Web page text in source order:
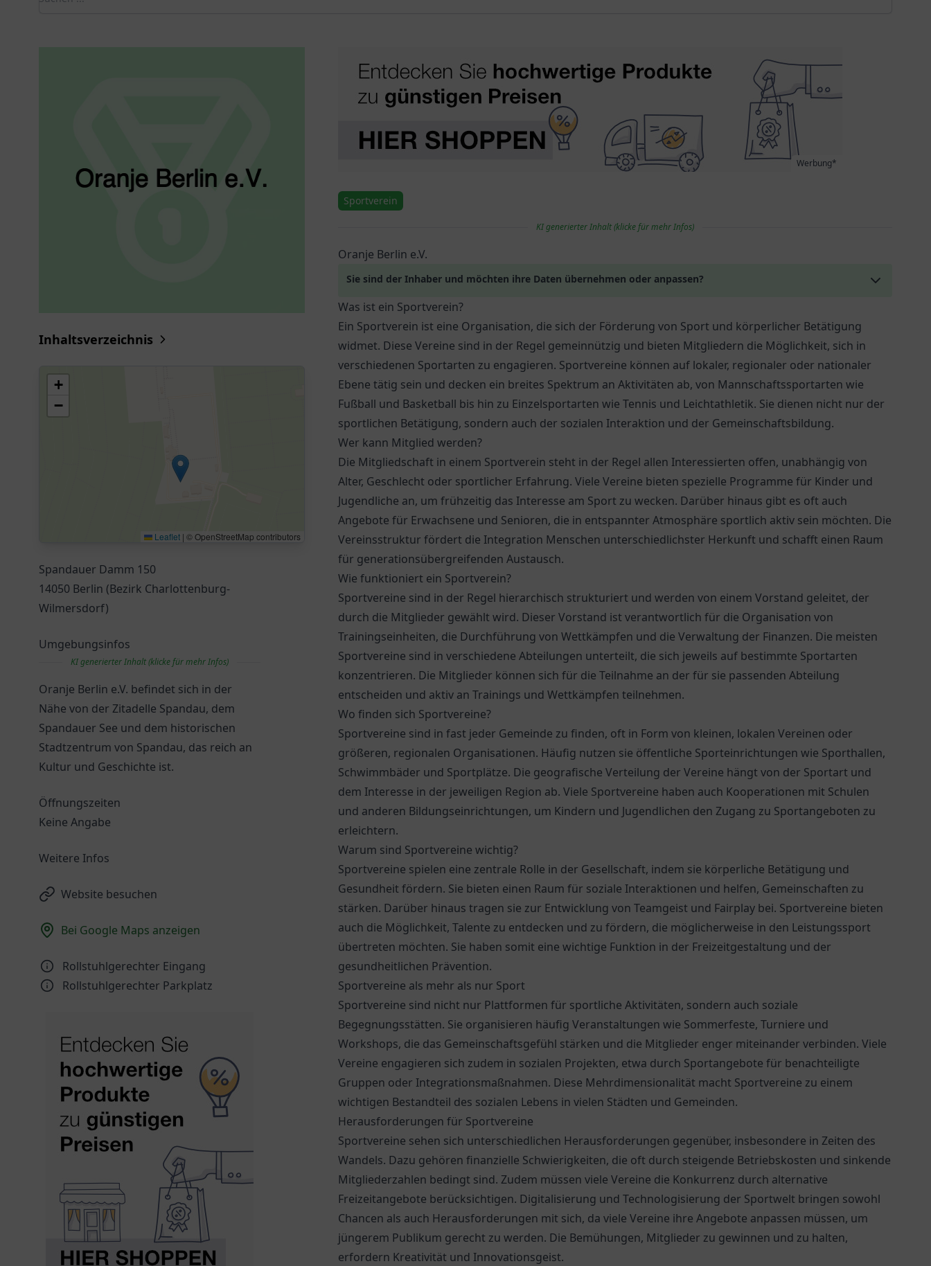
Inhaltsverzeichnis
+
−
Leaflet | © OpenStreetMap contributors
Spandauer Damm 150
14050 Berlin (Bezirk Charlottenburg-
Wilmersdorf)
Umgebungsinfos
KI generierter Inhalt (klicke für mehr Infos)
Oranje Berlin e.V. befindet sich in der
Nähe von der Zitadelle Spandau, dem
Spandauer See und dem historischen
Stadtzentrum von Spandau, das reich an
Kultur und Geschichte ist.
Öffnungszeiten
Keine Angabe
Weitere Infos
Website besuchen
Bei Google Maps anzeigen
Rollstuhlgerechter Eingang
Rollstuhlgerechter Parkplatz
Werbung*
Sportverein
KI generierter Inhalt (klicke für mehr Infos)
Oranje Berlin e.V.
Sie sind der Inhaber und möchten ihre Daten übernehmen oder anpassen?
Was ist ein Sportverein?
Ein Sportverein ist eine Organisation, die sich der Förderung von Sport und körperlicher Betätigung
widmet. Diese Vereine sind in der Regel gemeinnützig und bieten Mitgliedern die Möglichkeit, sich in
verschiedenen Sportarten zu engagieren. Sportvereine können auf lokaler, regionaler oder nationaler
Ebene tätig sein und decken ein breites Spektrum an Aktivitäten ab, von Mannschaftssportarten wie
Fußball und Basketball bis hin zu Einzelsportarten wie Tennis und Leichtathletik. Sie dienen nicht nur der
sportlichen Betätigung, sondern auch der sozialen Interaktion und der Gemeinschaftsbildung.
Wer kann Mitglied werden?
Die Mitgliedschaft in einem Sportverein steht in der Regel allen Interessierten offen, unabhängig von
Alter, Geschlecht oder sportlicher Erfahrung. Viele Vereine bieten spezielle Programme für Kinder und
Jugendliche an, um frühzeitig das Interesse am Sport zu wecken. Darüber hinaus gibt es oft auch
Angebote für Erwachsene und Senioren, die in entspannter Atmosphäre sportlich aktiv sein möchten. Die
Vereinsstruktur fördert die Integration Menschen unterschiedlichster Herkunft und schafft einen Raum
für generationsübergreifenden Austausch.
Wie funktioniert ein Sportverein?
Sportvereine sind in der Regel hierarchisch strukturiert und werden von einem Vorstand geleitet, der
durch die Mitglieder gewählt wird. Dieser Vorstand ist verantwortlich für die Organisation von
Trainingseinheiten, die Durchführung von Wettkämpfen und die Verwaltung der Finanzen. Die meisten
Sportvereine sind in verschiedene Abteilungen unterteilt, die sich jeweils auf bestimmte Sportarten
konzentrieren. Die Mitglieder können sich für die Teilnahme an der für sie passenden Abteilung
entscheiden und aktiv an Trainings und Wettkämpfen teilnehmen.
Wo finden sich Sportvereine?
Sportvereine sind in fast jeder Gemeinde zu finden, oft in Form von kleinen, lokalen Vereinen oder
größeren, regionalen Organisationen. Häufig nutzen sie öffentliche Sporteinrichtungen wie Sporthallen,
Schwimmbäder und Sportplätze. Die geografische Verteilung der Vereine hängt von der Sportart und
dem Interesse in der jeweiligen Region ab. Viele Sportvereine haben auch Kooperationen mit Schulen
und anderen Bildungseinrichtungen, um Kindern und Jugendlichen den Zugang zu Sportangeboten zu
erleichtern.
Warum sind Sportvereine wichtig?
Sportvereine spielen eine zentrale Rolle in der Gesellschaft, indem sie körperliche Betätigung und
Gesundheit fördern. Sie bieten einen Raum für soziale Interaktionen und helfen, Gemeinschaften zu
stärken. Darüber hinaus tragen sie zur Entwicklung von Teamgeist und Fairplay bei. Sportvereine bieten
auch die Möglichkeit, Talente zu entdecken und zu fördern, die möglicherweise in den Leistungssport
übertreten möchten. Sie haben somit eine wichtige Funktion in der Freizeitgestaltung und der
gesundheitlichen Prävention.
Sportvereine als mehr als nur Sport
Sportvereine sind nicht nur Plattformen für sportliche Aktivitäten, sondern auch soziale
Begegnungsstätten. Sie organisieren häufig Veranstaltungen wie Sommerfeste, Turniere und
Workshops, die das Gemeinschaftsgefühl stärken und die Mitglieder enger miteinander verbinden. Viele
Vereine engagieren sich zudem in sozialen Projekten, etwa durch Sportangebote für benachteiligte
Gruppen oder Integrationsmaßnahmen. Diese Mehrdimensionalität macht Sportvereine zu einem
wichtigen Bestandteil des sozialen Lebens in vielen Städten und Gemeinden.
Herausforderungen für Sportvereine
Sportvereine sehen sich unterschiedlichen Herausforderungen gegenüber, insbesondere in Zeiten des
Wandels. Dazu gehören finanzielle Schwierigkeiten, die oft durch steigende Betriebskosten und sinkende
Mitgliederzahlen bedingt sind. Zudem müssen viele Vereine die Konkurrenz durch alternative
Freizeitangebote berücksichtigen. Digitalisierung und Technologisierung der Sportwelt bringen sowohl
Chancen als auch Herausforderungen mit sich, da viele Vereine ihre Angebote anpassen müssen, um
jüngerem Publikum gerecht zu werden. Die Bemühungen, Mitglieder zu gewinnen und zu halten,
erfordern Kreativität und Innovationsgeist.